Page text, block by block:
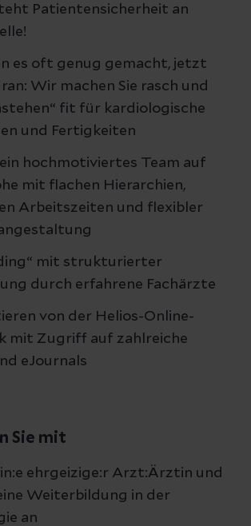
Patientensicherheit an
es oft genug gemacht, jetzt
Wir machen Sie rasch und
fit für kardiologische
und Fertigkeiten
hochmotiviertes Team auf
mit flachen Hierarchien,
Arbeitszeiten und flexibler
mit strukturierter
durch erfahrene Fachärzte
von der Helios-Online-
mit Zugriff auf zahlreiche
eJournals
Sie mit
ehrgeizige:r Arzt:Ärztin und
Weiterbildung in der
an